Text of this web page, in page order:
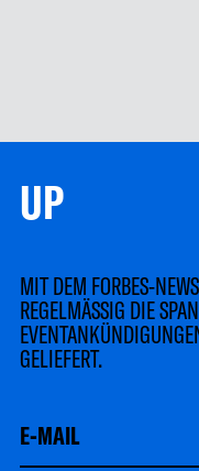
UP
MIT DEM FORBES-
REGELMÄSSIG DIE
GELIEFERT.